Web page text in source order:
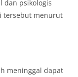
dan psikologis
tersebut menurut
meninggal dapat